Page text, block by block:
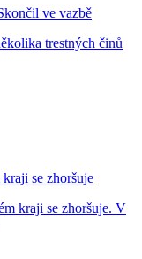
ve vazbě
trestných činů
se zhoršuje
kraji se zhoršuje. V